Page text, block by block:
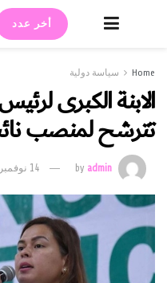
أخر عدد
Home سياسة دولية
الابنة الكبرى
تترشح لمنصب
byadmin 14 نوفمبر 2021